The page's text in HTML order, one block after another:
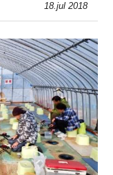
18.jul 2018